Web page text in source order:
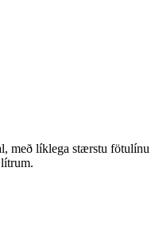
með líklega stærstu fötulínu